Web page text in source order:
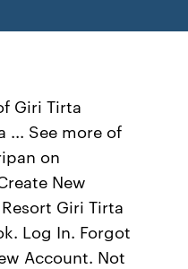
Giri Tirta
... See more of
on
New
Giri Tirta
Log In. Forgot
Account. Not